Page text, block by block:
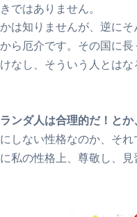
ではありません。
は知りませんが、逆に
ら厄介です。その国に
なし、そういう人とは
ンダ人は合理的だ！とか
しない性格なのか、そ
私の性格上、尊敬し、